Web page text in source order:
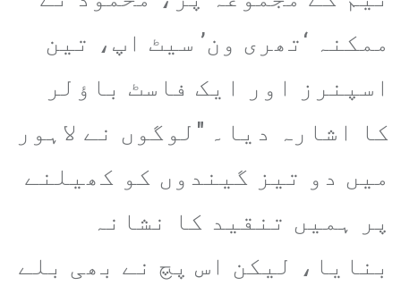
ممکنہ ‘تھری ون’ سیٹ اپ، تین
اسپنرز اور ایک فاسٹ باؤلر
کا اشارہ دیا۔ "لوگوں نے لاہور
میں دو تیز گیندوں کو کھیلنے
پر ہمیں تنقید کا نشانہ
بنایا، لیکن اس پچ نے بھی بلے